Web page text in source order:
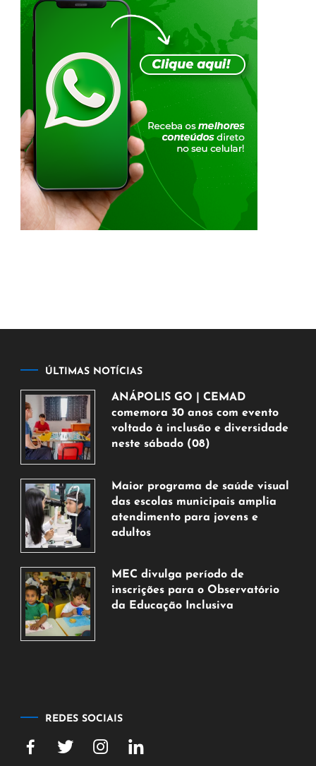
ÚLTIMAS NOTÍCIAS
ANÁPOLIS GO | CEMAD
comemora 30 anos com evento
voltado à inclusão e diversidade
neste sábado (08)
de
agosto
de
2026
Maior programa de saúde visual
das escolas municipais amplia
atendimento para jovens e
adultos
de
agosto
de
MEC divulga período de
inscrições para o Observatório
da Educação Inclusiva
REDES SOCIAIS